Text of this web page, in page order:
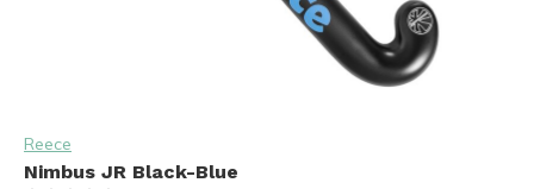
Reece
Nimbus JR Black-Blue